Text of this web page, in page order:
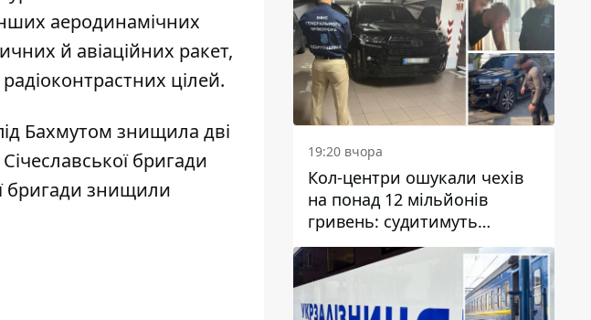
аеродинамічних
й авіаційних ракет,
цілей.
Бахмутом знищила дві
бригади
бригади знищили
19:20 вчора
Кол-центри ошукали чехів
на понад 12 мільйонів
гривень: судитимуть
дніпрянина, який
організував
транснаціональну злочинну
організацію